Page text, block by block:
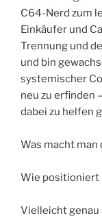
C64-Nerd zum
Einkäufer und
Trennung und
und bin
systemischer
neu zu erfinden
dabei zu helfen
Was macht man
Wie positioniert
Vielleicht genau